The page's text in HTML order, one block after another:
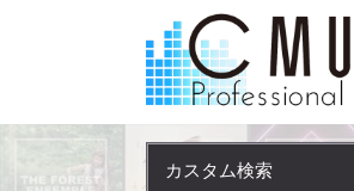
カスタム検索